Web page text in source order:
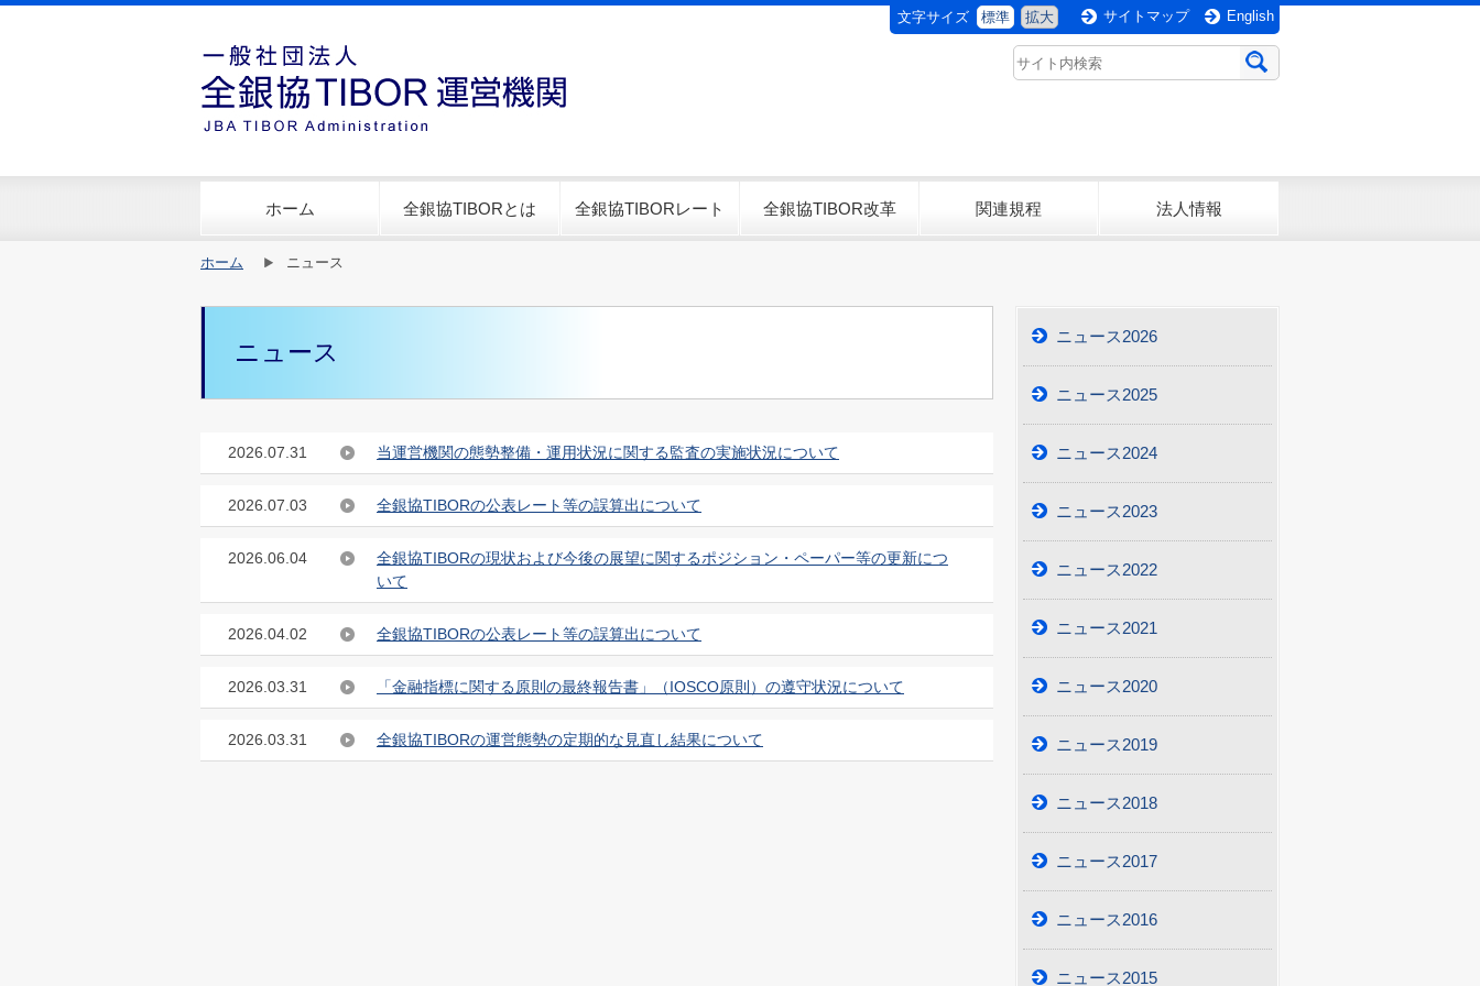
文字サイズ 標準 拡大 サイトマップ English
ホーム 全銀協TIBORとは 全銀協TIBORレート 全銀協TIBOR改革 関連規程 法人情報
ホーム ニュース
ニュース
2026.07.31 当運営機関の態勢整備・運用状況に関する監査の実施状況について
2026.07.03 全銀協TIBORの公表レート等の誤算出について
2026.06.04
全銀協TIBORの現状および今後の展望に関するポジション・ペーパー等の更新につ
いて
2026.04.02 全銀協TIBORの公表レート等の誤算出について
2026.03.31 「金融指標に関する原則の最終報告書」（IOSCO原則）の遵守状況について
2026.03.31 全銀協TIBORの運営態勢の定期的な見直し結果について
ニュース2026
ニュース2025
ニュース2024
ニュース2023
ニュース2022
ニュース2021
ニュース2020
ニュース2019
ニュース2018
ニュース2017
ニュース2016
ニュース2015